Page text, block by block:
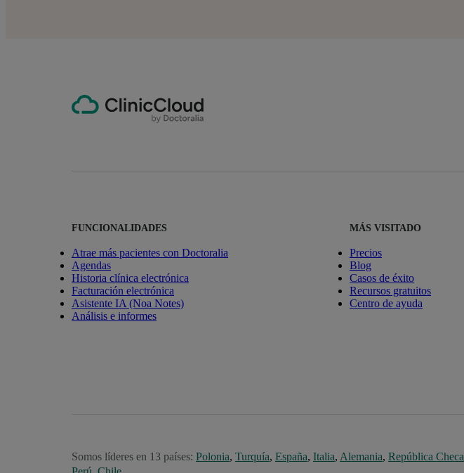
FUNCIONALIDADES
Atrae más pacientes con Doctoralia
Agendas
Historia clínica electrónica
Facturación electrónica
Asistente IA (Noa Notes)
Análisis e informes
MÁS VISITADO
Precios
Blog
Casos de éxito
Recursos gratuitos
Centro de ayuda
Somos líderes en 13 países: Polonia, Turquía, España, Italia, Alemania, República Checa